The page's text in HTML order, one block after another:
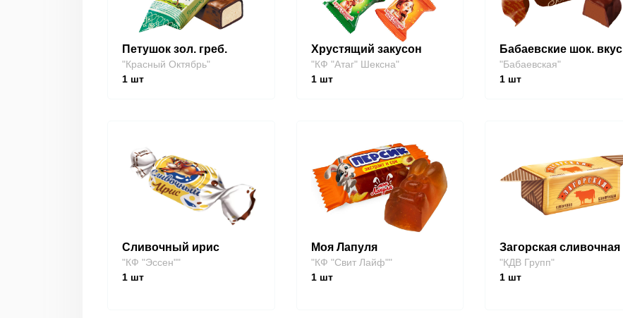
Петушок зол. греб.
"Красный Октябрь"
1 шт
Хрустящий закусон
"КФ "Атаг" Шексна"
1шт
Бабаевские шок. вкус
"Бабаевская"
1 шт
Сливочный ирис
"КФ "Эссен""
1 шт
Моя Лапуля
"КФ "Свит Лайф""
1шт
Загорская сливочная
"КДВ Групп"
1 шт